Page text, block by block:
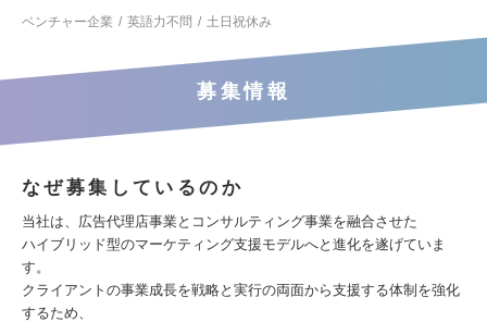
ベンチャー企業
英語力不問 土日祝休み
募集情報
なぜ募集しているのか
当社は、広告代理店事業とコンサルティング事業を融合させた
ハイブリッド型のマーケティング支援モデルへと進化を遂げていま
す。
クライアントの事業成長を戦略と実行の両面から支援する体制を強化
するため、